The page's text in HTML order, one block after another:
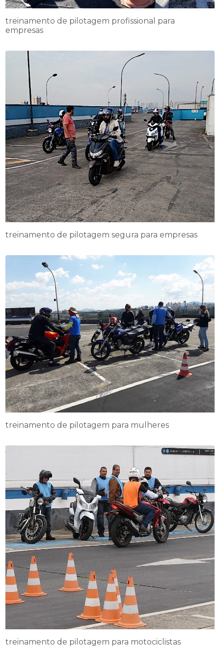
treinamento de pilotagem profissional para
empresas
treinamento de pilotagem segura para empresas
treinamento de pilotagem para mulheres
treinamento de pilotagem para motociclistas